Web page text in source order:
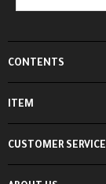
CONTENTS
ITEM
CUSTOMER SERVICE